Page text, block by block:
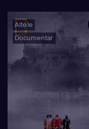
Altele
Documentar